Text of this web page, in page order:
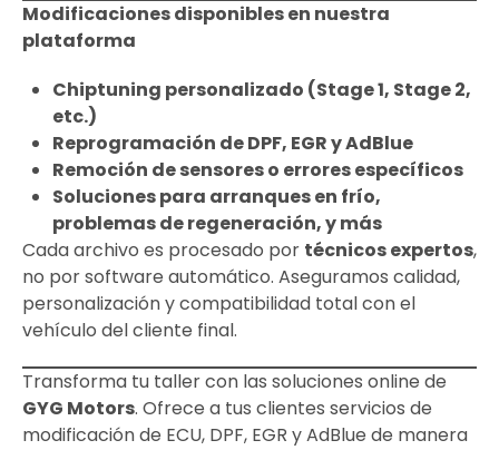
Modificaciones disponibles en nuestra
plataforma
Chiptuning personalizado (Stage 1, Stage 2,
etc.)
Reprogramación de DPF, EGR y AdBlue
Remoción de sensores o errores específicos
Soluciones para arranques en frío,
problemas de regeneración, y más
Cada archivo es procesado por técnicos expertos,
no por software automático. Aseguramos calidad,
personalización y compatibilidad total con el
vehículo del cliente final.
Transforma tu taller con las soluciones online de
GYG Motors. Ofrece a tus clientes servicios de
modificación de ECU, DPF, EGR y AdBlue de manera